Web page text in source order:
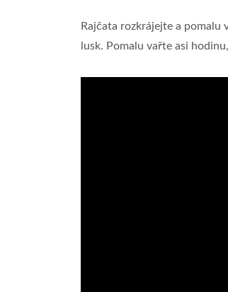
Rajčata rozkrájejte a
lusk. Pomalu vařte asi